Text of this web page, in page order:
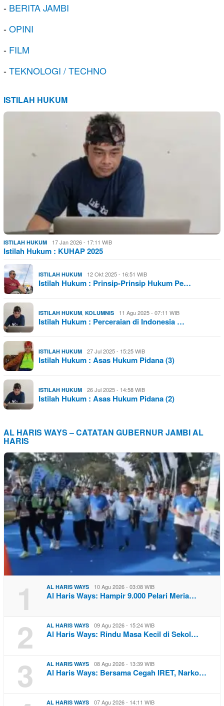
- BERITA JAMBI
-OPINI
- FILM
-TEKNOLOGI / TECHNO
ISTILAH HUKUM
ISTILAH HUKUM 17 Jan 2026 - 17:11 WIB
Istilah Hukum : KUHAP 2025
ISTILAH HUKUM 12 Okt 2025 - 16:51 WIB
Istilah Hukum : Prinsip-Prinsip Hukum Pe…
ISTILAH HUKUM KOLUMNIS 11 Agu 2025 - 07:11 WIB
Istilah Hukum : Perceraian di Indonesia …
ISTILAH HUKUM 27 Jul 2025 - 15:25 WIB
Istilah Hukum : Asas Hukum Pidana (3)
ISTILAH HUKUM 26 Jul 2025 - 14:58 WIB
Istilah Hukum : Asas Hukum Pidana (2)
AL HARIS WAYS – CATATAN GUBERNUR JAMBI AL
HARIS
1 AL HARIS WAYS 10 Agu 2026 - 03:08 WIB
Al Haris Ways: Hampir 9.000 Pelari Meria…
2 AL HARIS WAYS 09 Agu 2026 - 15:24 WIB
Al Haris Ways: Rindu Masa Kecil di Sekol…
3 AL HARIS WAYS 08 Agu 2026 - 13:39 WIB
Al Haris Ways: Bersama Cegah IRET, Narko…
AL HARIS WAYS 07 Agu 2026 - 14:11 WIB